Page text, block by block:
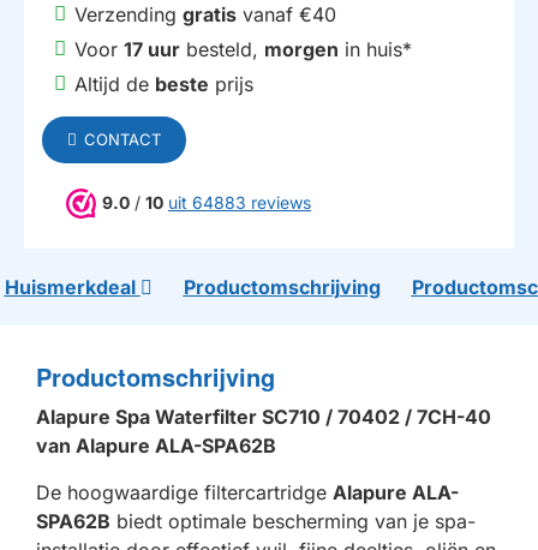
Verzending gratis vanaf €40
Voor 17 uur besteld, morgen in huis*
Altijd de beste prijs
CONTACT
9.0 / 10 uit 64883 reviews
Huismerkdeal Productomschrijving
Productomschrijving
Alapure Spa Waterfilter SC710 / 70402 / 7CH-40
van Alapure ALA-SPA62B
De hoogwaardige filtercartridge Alapure ALA-
SPA62B biedt optimale bescherming van je spa-